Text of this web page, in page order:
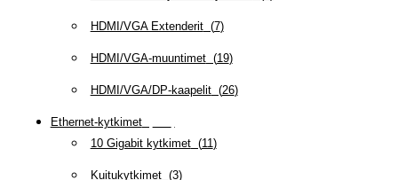
HDMI/VGA Extenderit(7)
HDMI/VGA-muuntimet(19)
HDMI/VGA/DP-kaapelit(26)
Ethernet-kytkimet(
10 Gigabit kytkimet(11)
Kuitukytkimet(3)